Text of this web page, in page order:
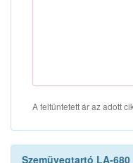
A feltüntetett ár az adott
Szemüvegtartó LA-680